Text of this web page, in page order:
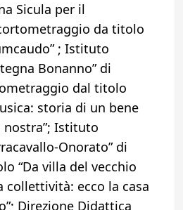
Sicula per il
da titolo
; Istituto
Bonanno” di
dal titolo
storia di un bene
Istituto
Onorato” di
“Da villa del vecchio
collettività: ecco la casa
Direzione Didattica